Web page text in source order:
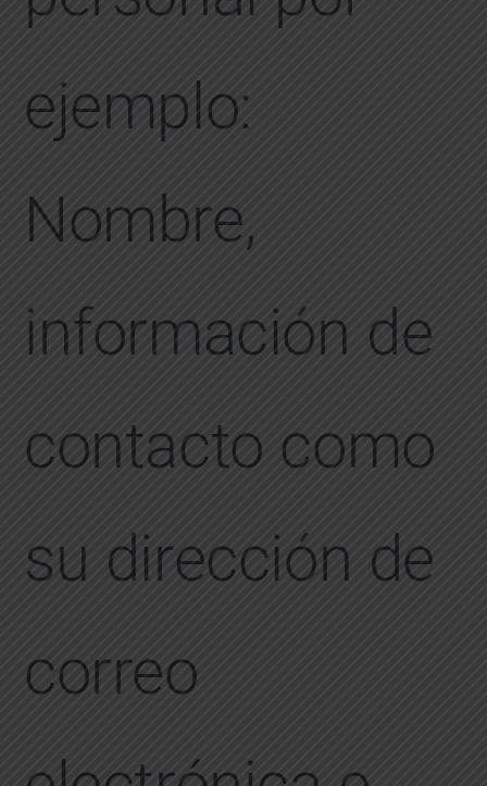
ejemplo:
Nombre,
información de
contacto como
su dirección de
correo